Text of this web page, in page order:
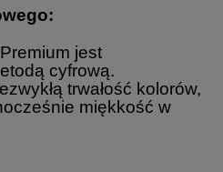
jest
cyfrową.
trwałość kolorów,
miękkość w